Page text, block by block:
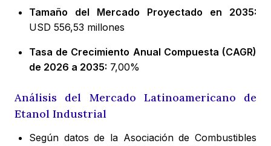
Tamaño del Mercado Proyectado en 2035:
USD 556,53 millones
Tasa de Crecimiento Anual Compuesta (CAGR)
de 2026 a 2035: 7,00%
Análisis del Mercado Latinoamericano de
Etanol Industrial
Según datos de la Asociación de Combustibles